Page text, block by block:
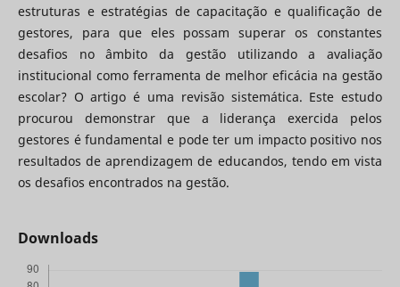
estruturas e estratégias de capacitação e qualificação de
gestores, para que eles possam superar os constantes
desafios no âmbito da gestão utilizando a avaliação
institucional como ferramenta de melhor eficácia na gestão
escolar? O artigo é uma revisão sistemática. Este estudo
procurou demonstrar que a liderança exercida pelos
gestores é fundamental e pode ter um impacto positivo nos
resultados de aprendizagem de educandos, tendo em vista
os desafios encontrados na gestão.
Downloads